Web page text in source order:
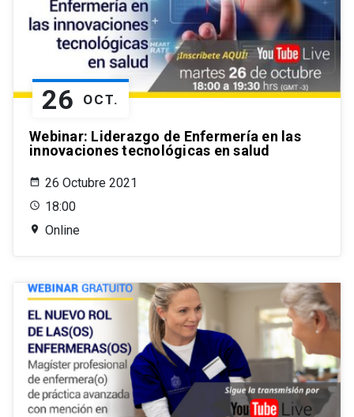
26 OCT.
Webinar: Liderazgo de Enfermería en las
innovaciones tecnológicas en salud
26 Octubre 2021
18:00
Online